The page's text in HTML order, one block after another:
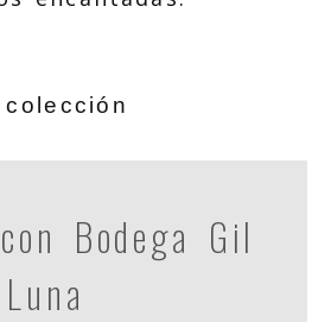
Bodega Gil
Luna